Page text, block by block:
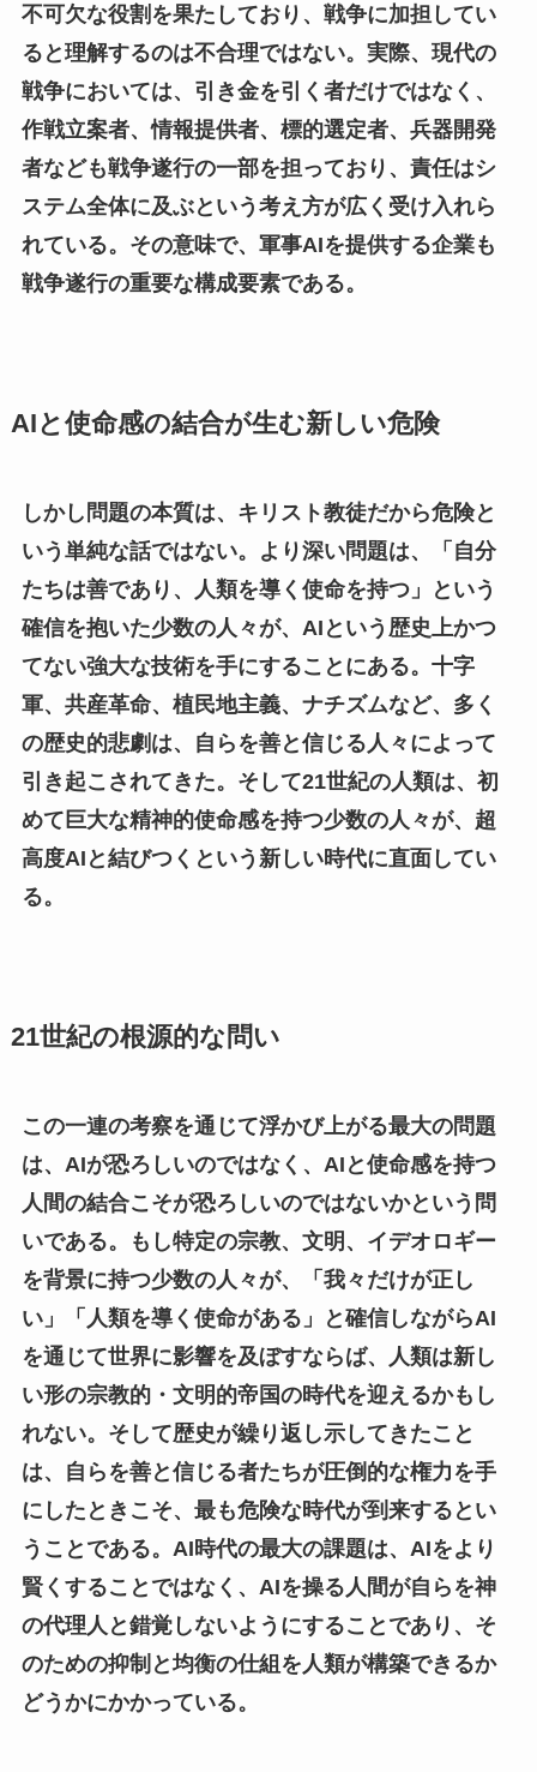
不可欠な役割を果たしており、戦争に加担してい
ると理解するのは不合理ではない。実際、現代の
戦争においては、引き金を引く者だけではなく、
作戦立案者、情報提供者、標的選定者、兵器開発
者なども戦争遂行の一部を担っており、責任はシ
ステム全体に及ぶという考え方が広く受け入れら
れている。その意味で、軍事AIを提供する企業も
戦争遂行の重要な構成要素である。
AIと使命感の結合が生む新しい危険
しかし問題の本質は、キリスト教徒だから危険と
いう単純な話ではない。より深い問題は、「自分
たちは善であり、人類を導く使命を持つ」という
確信を抱いた少数の人々が、AIという歴史上かつ
てない強大な技術を手にすることにある。十字
軍、共産革命、植民地主義、ナチズムなど、多く
の歴史的悲劇は、自らを善と信じる人々によって
引き起こされてきた。そして21世紀の人類は、初
めて巨大な精神的使命感を持つ少数の人々が、超
高度AIと結びつくという新しい時代に直面してい
る。
21世紀の根源的な問い
この一連の考察を通じて浮かび上がる最大の問題
は、AIが恐ろしいのではなく、AIと使命感を持つ
人間の結合こそが恐ろしいのではないかという問
いである。もし特定の宗教、文明、イデオロギー
を背景に持つ少数の人々が、「我々だけが正し
い」「人類を導く使命がある」と確信しながらAI
を通じて世界に影響を及ぼすならば、人類は新し
い形の宗教的・文明的帝国の時代を迎えるかもし
れない。そして歴史が繰り返し示してきたこと
は、自らを善と信じる者たちが圧倒的な権力を手
にしたときこそ、最も危険な時代が到来するとい
うことである。AI時代の最大の課題は、AIをより
賢くすることではなく、AIを操る人間が自らを神
の代理人と錯覚しないようにすることであり、そ
のための抑制と均衡の仕組を人類が構築できるか
どうかにかかっている。